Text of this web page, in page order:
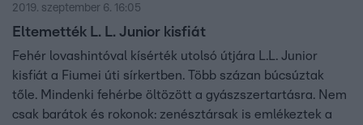
2019. szeptember 6. 16:05
Eltemették L. L. Junior kisfiát
Fehér lovashintóval kísérték utolsó útjára L.L. Junior
kisfiát a Fiumei úti sírkertben. Több százan búcsúztak
tőle. Mindenki fehérbe öltözött a gyászszertartásra. Nem
csak barátok és rokonok: zenésztársak is emlékeztek a